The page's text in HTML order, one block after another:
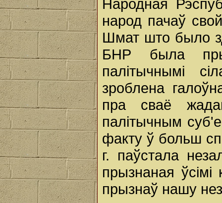
Народная
народ пачаў
Шмат што было
БНР была
палітычнымі
зроблена
пра сваё
палітычным
факту ў больш
г. паўстала
прызнаная
прызнаў нашу